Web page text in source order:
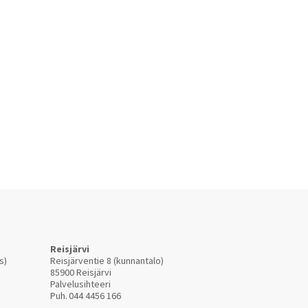
Reisjärvi
Reisjärventie 8 (kunnantalo)
85900 Reisjärvi
Palvelusihteeri
Puh.044 4456 166